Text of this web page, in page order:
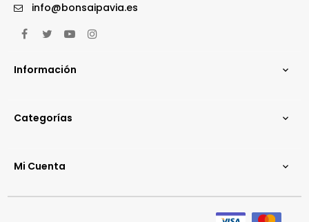
info@bonsaipavia.es
FacebookTwitterYouTube
Información 
Categorías 
Mi Cuenta 